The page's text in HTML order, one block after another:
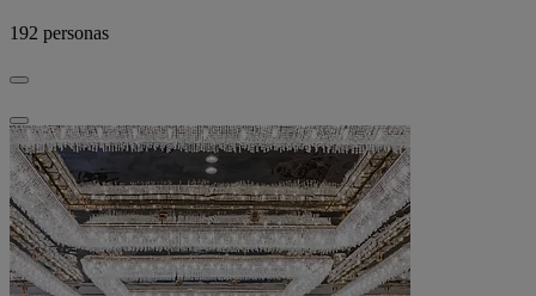
192 personas